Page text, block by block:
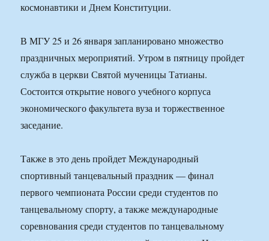
космонавтики и Днем Конституции.
В МГУ 25 и 26 января запланировано множество
праздничных мероприятий. Утром в пятницу пройдет
служба в церкви Святой мученицы Татианы.
Состоится открытие нового учебного корпуса
экономического факультета вуза и торжественное
заседание.
Также в это день пройдет Международный
спортивный танцевальный праздник — финал
первого чемпионата России среди студентов по
танцевальному спорту, а также международные
соревнования среди студентов по танцевальному